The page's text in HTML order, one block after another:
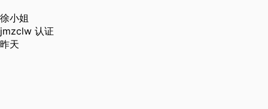
徐小姐
jmzclw 认证
昨天